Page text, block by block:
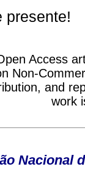
presente!
Access
Non-
and
work
Nacional